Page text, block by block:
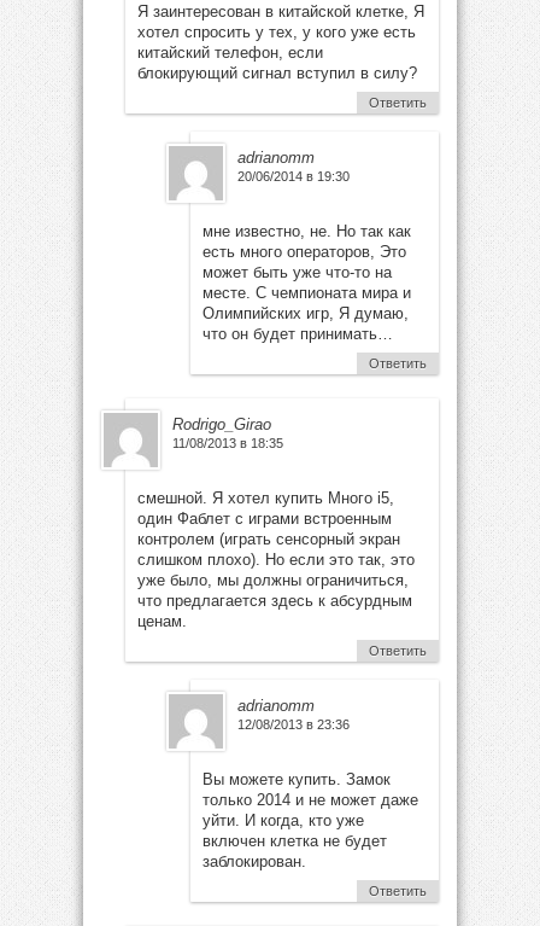
Я заинтересован в китайской клетке, Я
хотел спросить у тех, у кого уже есть
китайский телефон, если
блокирующий сигнал вступил в силу?
Ответить
adrianomm
20/06/2014 в 19:30
мне известно, не. Но так как
есть много операторов, Это
может быть уже что-то на
месте. С чемпионата мира и
Олимпийских игр, Я думаю,
что он будет принимать…
Ответить
Rodrigo_Girao
11/08/2013 в 18:35
смешной. Я хотел купить Много i5,
один Фаблет с играми встроенным
контролем (играть сенсорный экран
слишком плохо). Но если это так, это
уже было, мы должны ограничиться,
что предлагается здесь к абсурдным
ценам.
Ответить
adrianomm
12/08/2013 в 23:36
Вы можете купить. Замок
только 2014 и не может даже
уйти. И когда, кто уже
включен клетка не будет
заблокирован.
Ответить